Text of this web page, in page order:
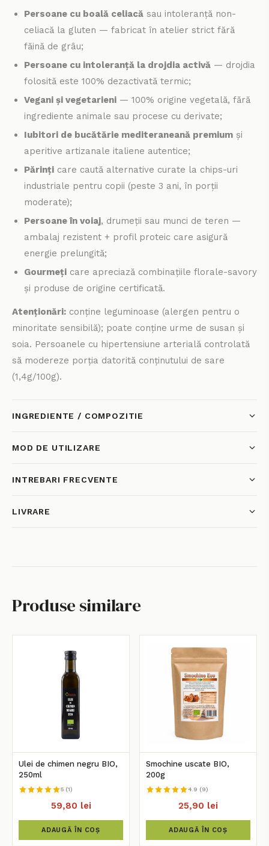
Persoane cu boală celiacă sau intoleranță non-
celiacă la gluten — fabricat în atelier strict fără
făină de grâu;
Persoane cu intoleranță la drojdia activă — drojdia
folosită este 100% dezactivată termic;
Vegani și vegetarieni — 100% origine vegetală, fără
ingrediente animale sau procese cu derivate;
Iubitori de bucătărie mediteraneană premium și
aperitive artizanale italiene autentice;
Părinți care caută alternative curate la chips-uri
industriale pentru copii (peste 3 ani, în porții
moderate);
Persoane în voiaj, drumeții sau munci de teren —
ambalaj rezistent + profil proteic care asigură
energie prelungită;
Gourmeți care apreciază combinațiile florale-savory
și produse de origine certificată.
Atenționări: conține leguminoase (alergen pentru o
minoritate sensibilă); poate conține urme de susan și
soia. Persoanele cu hipertensiune arterială controlată
să modereze porția datorită conținutului de sare
(1,4g/100g).
INGREDIENTE / COMPOZITIE
MOD DE UTILIZARE
INTREBARI FRECVENTE
LIVRARE
Produse similare
Ulei de chimen negru BIO,
250ml
5 (1)
59,80 lei
ADAUGĂ ÎN COȘ
Smochine uscate BIO,
200g
4.9 (9)
25,90 lei
ADAUGĂ ÎN COȘ